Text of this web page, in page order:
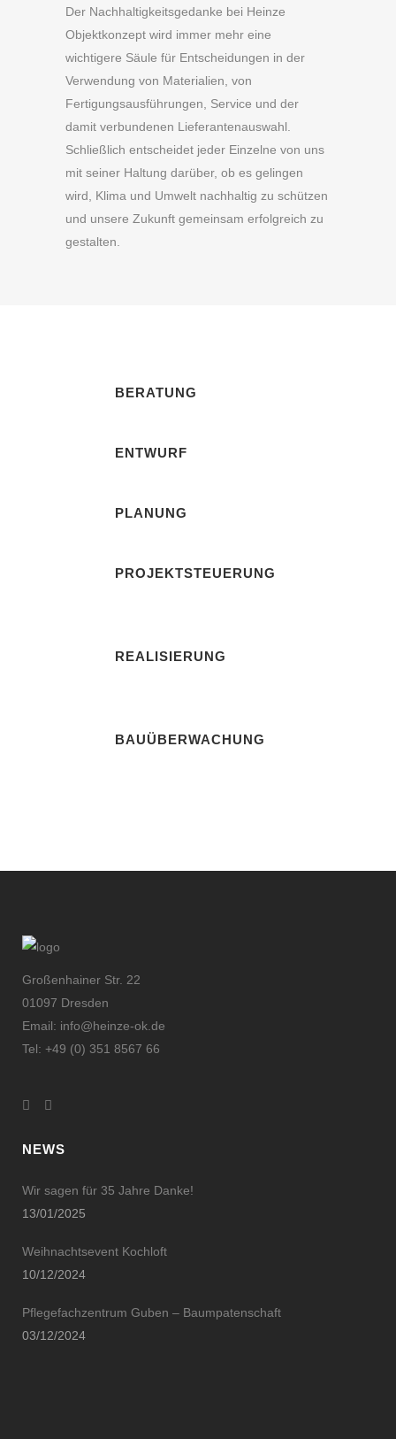
Der Nachhaltigkeitsgedanke bei Heinze
Objektkonzept wird immer mehr eine
wichtigere Säule für Entscheidungen in der
Verwendung von Materialien, von
Fertigungsausführungen, Service und der
damit verbundenen Lieferantenauswahl.
Schließlich entscheidet jeder Einzelne von uns
mit seiner Haltung darüber, ob es gelingen
wird, Klima und Umwelt nachhaltig zu schützen
und unsere Zukunft gemeinsam erfolgreich zu
gestalten.
BERATUNG
ENTWURF
PLANUNG
PROJEKTSTEUERUNG
REALISIERUNG
BAUÜBERWACHUNG
Großenhainer Str. 22
01097 Dresden
Email: info@heinze-ok.de
Tel: +49 (0) 351 8567 66
NEWS
Wir sagen für 35 Jahre Danke!
13/01/2025
Weihnachtsevent Kochloft
10/12/2024
Pflegefachzentrum Guben – Baumpatenschaft
03/12/2024